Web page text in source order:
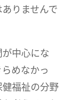
りませんで
中心にな
めなかっ
福祉の分野